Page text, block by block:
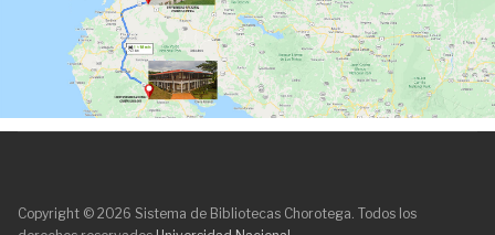
Copyright © 2026 Sistema de Bibliotecas Chorotega. Todos los